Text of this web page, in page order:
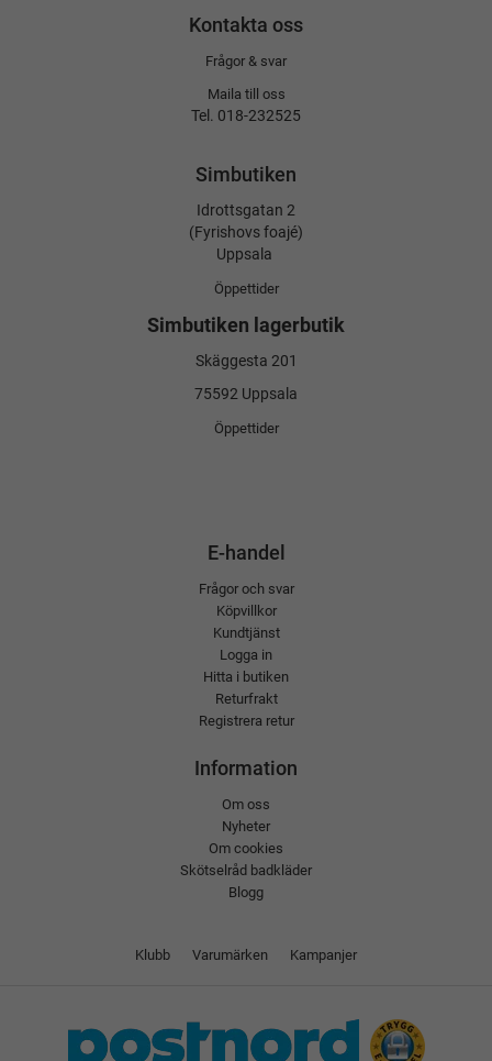
Kontakta oss
Frågor & svar
Maila till oss
Tel. 018-232525
Simbutiken
Idrottsgatan 2
(Fyrishovs foajé)
Uppsala
Öppettider
Simbutiken lagerbutik
Skäggesta 201
75592 Uppsala
Öppettider
E-handel
Frågor och svar
Köpvillkor
Kundtjänst
Logga in
Hitta i butiken
Returfrakt
Registrera retur
Information
Om oss
Nyheter
Om cookies
Skötselråd badkläder
Blogg
Klubb Varumärken Kampanjer